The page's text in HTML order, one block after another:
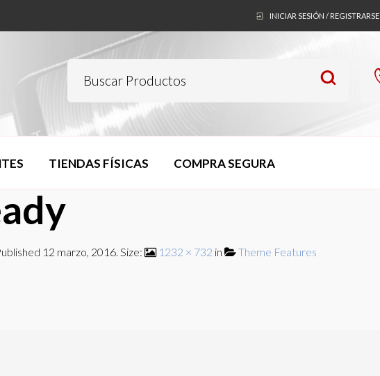
INICIAR SESIÓN / REGISTRARSE
TIENDAS FÍSICAS COMPRA SEGURA
12 marzo, 2016. Size: 1232 × 732 in Theme Features